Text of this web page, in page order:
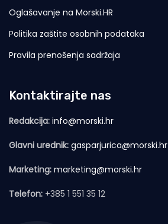
Oglašavanje na Morski.HR
Politika zaštite osobnih podataka
Pravila prenošenja sadržaja
Kontaktirajte nas
Redakcija: info@morski.hr
Glavni urednik: gasparjurica@morski.hr
Marketing: marketing@morski.hr
Telefon: +385 1 551 35 12